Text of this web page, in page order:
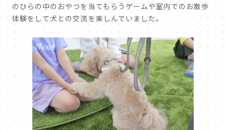
のひらの中のおやつを当てもらうゲームや室内でのお散歩
体験をして犬との交流を楽しんでいました。